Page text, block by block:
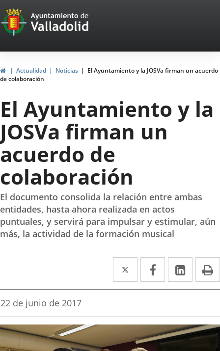
Portal
Web
del
Ayuntamiento
de
Valladolid
HomeActualidad Noticias
El Ayuntamiento y la JOSVa firman un acuerdo
de colaboración
El Ayuntamiento y la
JOSVa firman un
acuerdo de
colaboración
El documento consolida la relación entre ambas
entidades, hasta ahora realizada en actos
puntuales, y servirá para impulsar y estimular, aún
más, la actividad de la formación musical
Twitter
Enlace
a
aplicación
externa.
Facebook
Enlace
a
aplicación
externa.
Enlace
a
Fecha
la
noticia
22 de junio de 2017